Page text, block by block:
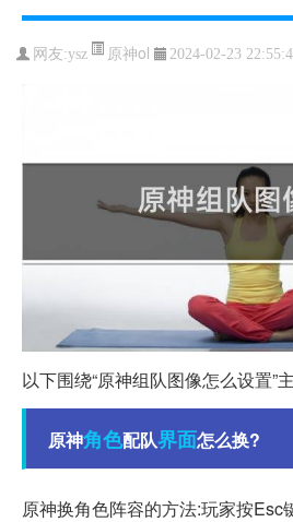
网友:ysz 原神ol 2024-02-23
以下围绕“原神组队图像怎么设置”
原神角色配队界面怎么换?
原神换角色阵容的方法:玩家按Esc